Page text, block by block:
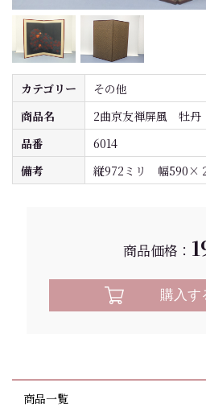
カテゴリー
その他
商品名
2曲京友禅屏風 牡丹
品番
6014
備考
縦972ミリ 幅590×
商品価格：
購入す
商品一覧